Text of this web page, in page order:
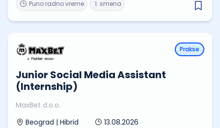
1. smena
Puno radno vreme
Prakse
Junior Social Media Assistant
(Internship)
MaxBet d.o.o.
Beograd | Hibrid
13.08.2026